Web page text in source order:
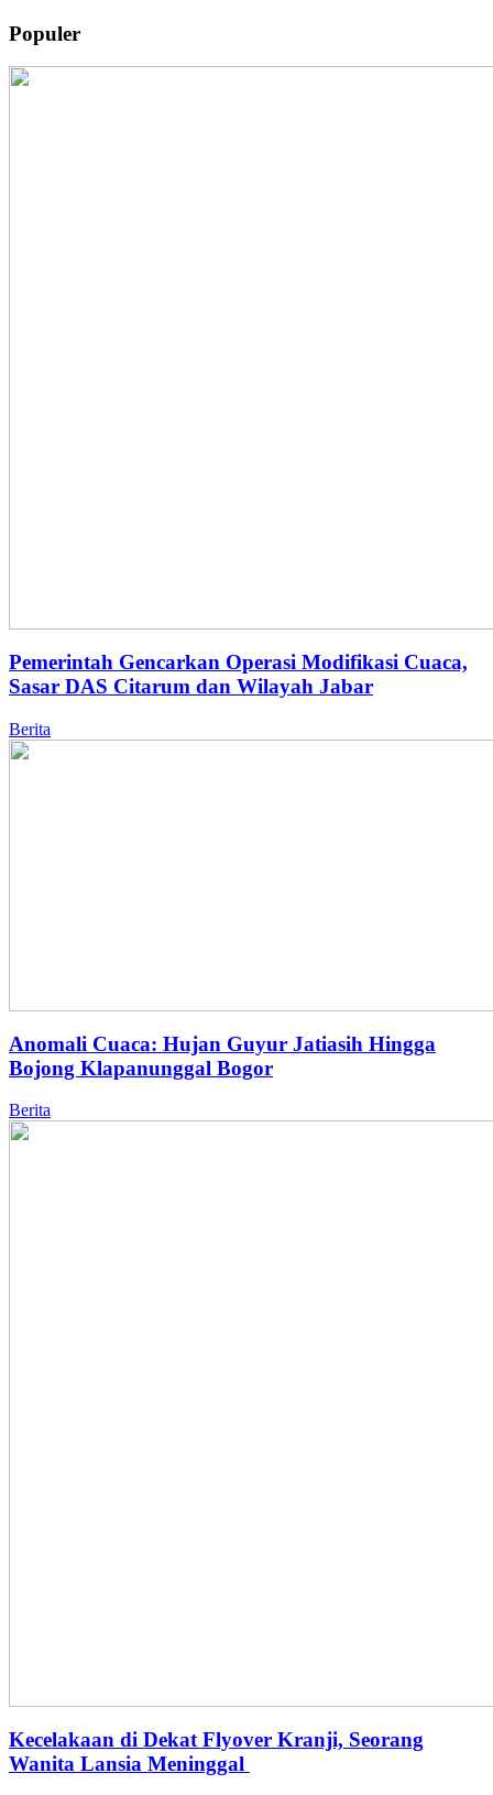
Populer
Pemerintah Gencarkan Operasi Modifikasi Cuaca,
Sasar DAS Citarum dan Wilayah Jabar
Berita
Anomali Cuaca: Hujan Guyur Jatiasih Hingga
Bojong Klapanunggal Bogor
Berita
Kecelakaan di Dekat Flyover Kranji, Seorang
Wanita Lansia Meninggal